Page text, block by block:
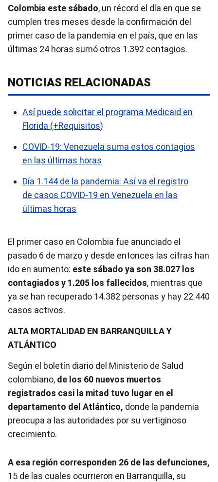
Colombia este sábado, un récord el día en que se
cumplen tres meses desde la confirmación del
primer caso de la pandemia en el país, que en las
últimas 24 horas sumó otros 1.392 contagios.
NOTICIAS RELACIONADAS
Así puede solicitar el programa Medicaid en
Florida (+Requisitos)
COVID-19: Venezuela suma estos contagios
en las últimas horas
Día 1.144 de la pandemia: Así va el registro
de casos COVID-19 en Venezuela en las
últimas horas
El primer caso en Colombia fue anunciado el
pasado 6 de marzo y desde entonces las cifras han
ido en aumento: este sábado ya son 38.027 los
contagiados y 1.205 los fallecidos, mientras que
ya se han recuperado 14.382 personas y hay 22.440
casos activos.
ALTA MORTALIDAD EN BARRANQUILLA Y
ATLÁNTICO
Según el boletín diario del Ministerio de Salud
colombiano, de los 60 nuevos muertos
registrados casi la mitad tuvo lugar en el
departamento del Atlántico, donde la pandemia
preocupa a las autoridades por su vertiginoso
crecimiento.
A esa región corresponden 26 de las defunciones,
15 de las cuales ocurrieron en Barranquilla, su